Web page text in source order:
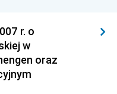
r. o
w
oraz